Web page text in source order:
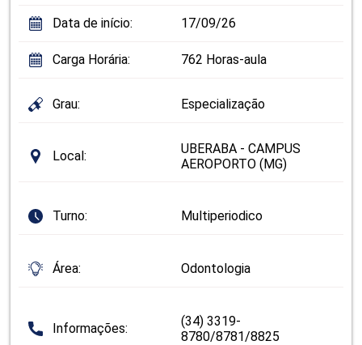
Data de início: 17/09/26
Carga Horária: 762 Horas-aula
Grau: Especialização
Local:
UBERABA - CAMPUS
AEROPORTO (MG)
Turno: Multiperiodico
Área: Odontologia
Informações:
(34) 3319-
8780/8781/8825